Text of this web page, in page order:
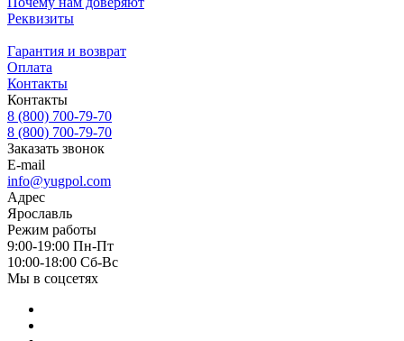
Реквизиты
Гарантия и возврат
Оплата
Контакты
Контакты
8 (800) 700-79-70
8 (800) 700-79-70
Заказать звонок
E-mail
info@yugpol.com
Адрес
Ярославль
Режим работы
9:00-19:00 Пн-Пт
10:00-18:00 Cб-Вс
Мы в соцсетях